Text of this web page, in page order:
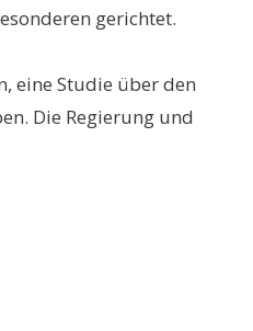
gerichtet.
eine Studie über den
Die Regierung und